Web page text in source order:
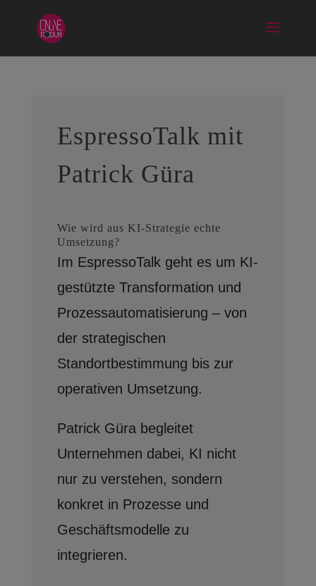
EspressoTalk mit
Patrick Güra
Wie wird aus KI-Strategie echte
Umsetzung?
Im EspressoTalk geht es um KI-
gestützte Transformation und
Prozessautomatisierung – von
der strategischen
Standortbestimmung bis zur
operativen Umsetzung.
Patrick Güra begleitet
Unternehmen dabei, KI nicht
nur zu verstehen, sondern
konkret in Prozesse und
Geschäftsmodelle zu
integrieren.